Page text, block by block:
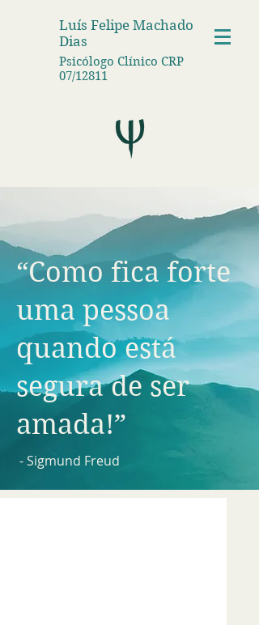
Luís Felipe Machado
Dias
Psicólogo Clínico CRP
07/12811
- Sigmund Freud
“Como fica forte
uma pessoa
quando está
segura de ser
amada!”